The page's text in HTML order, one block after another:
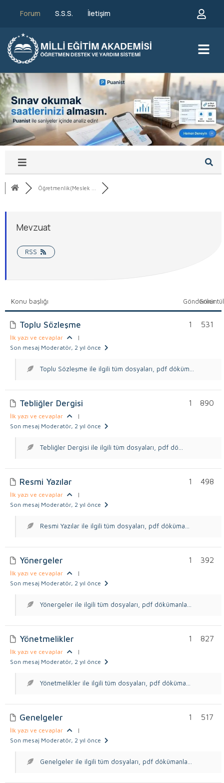
Forum S.S.S. İletişim
Öğretmenlik(Meslek ...
Mevzuat
RSS
Konu başlığı Gönderiler
Toplu Sözleşme
İlk yazı ve cevaplar
|
Son mesaj Moderatör, 2 yıl önce
531
1
Toplu Sözleşme ile ilgili tüm dosyaları, pdf döküm...
Tebliğler Dergisi
İlk yazı ve cevaplar
|
Son mesaj Moderatör, 2 yıl önce
890
1
Tebliğler Dergisi ile ilgili tüm dosyaları, pdf dö...
Resmi Yazılar
İlk yazı ve cevaplar
|
Son mesaj Moderatör, 2 yıl önce
498
1
Resmi Yazılar ile ilgili tüm dosyaları, pdf döküma...
Yönergeler
İlk yazı ve cevaplar
|
Son mesaj Moderatör, 2 yıl önce
392
1
Yönergeler ile ilgili tüm dosyaları, pdf dökümanla...
Yönetmelikler
İlk yazı ve cevaplar
|
Son mesaj Moderatör, 2 yıl önce
827
1
Yönetmelikler ile ilgili tüm dosyaları, pdf döküma...
Genelgeler
İlk yazı ve cevaplar
|
Son mesaj Moderatör, 2 yıl önce
517
1
Genelgeler ile ilgili tüm dosyaları, pdf dökümanla...